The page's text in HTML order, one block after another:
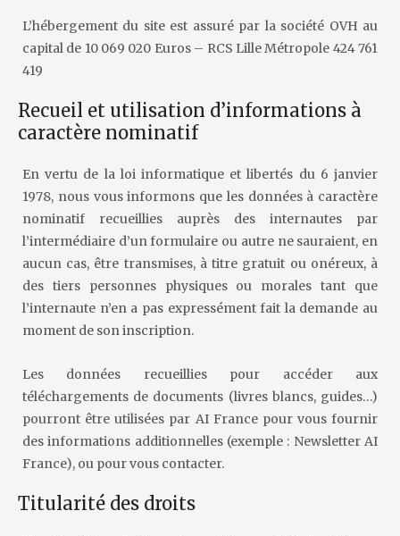
L’hébergement du site est assuré par la société OVH au
capital de 10 069 020 Euros – RCS Lille Métropole 424 761
419
Recueil et utilisation d’informations à
caractère nominatif
En vertu de la loi informatique et libertés du 6 janvier
1978, nous vous informons que les données à caractère
nominatif recueillies auprès des internautes par
l’intermédiaire d’un formulaire ou autre ne sauraient, en
aucun cas, être transmises, à titre gratuit ou onéreux, à
des tiers personnes physiques ou morales tant que
l’internaute n’en a pas expressément fait la demande au
moment de son inscription.
Les données recueillies pour accéder aux
téléchargements de documents (livres blancs, guides…)
pourront être utilisées par AI France pour vous fournir
des informations additionnelles (exemple : Newsletter AI
France), ou pour vous contacter.
Titularité des droits